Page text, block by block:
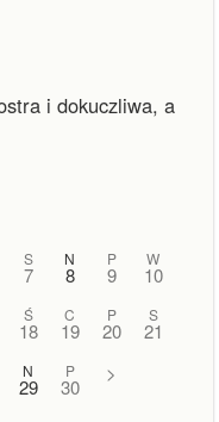
i dokuczliwa, a
S
7
N
8
P
9
W
10
Ś
18
C
19
P
20
S
21
N
29
P
30
>